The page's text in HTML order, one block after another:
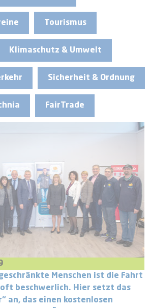
Tourismus
Klimaschutz & Umwelt
Sicherheit & Ordnung
FairTrade
Menschen ist die Fahrt
oft beschwerlich. Hier setzt das
an, das einen kostenlosen